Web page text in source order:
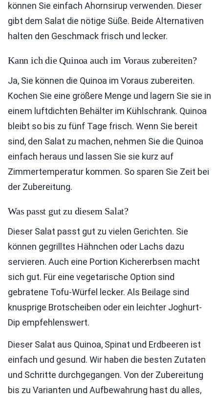
können Sie einfach Ahornsirup verwenden. Dieser
gibt dem Salat die nötige Süße. Beide Alternativen
halten den Geschmack frisch und lecker.
Kann ich die Quinoa auch im Voraus zubereiten?
Ja, Sie können die Quinoa im Voraus zubereiten.
Kochen Sie eine größere Menge und lagern Sie sie in
einem luftdichten Behälter im Kühlschrank. Quinoa
bleibt so bis zu fünf Tage frisch. Wenn Sie bereit
sind, den Salat zu machen, nehmen Sie die Quinoa
einfach heraus und lassen Sie sie kurz auf
Zimmertemperatur kommen. So sparen Sie Zeit bei
der Zubereitung.
Was passt gut zu diesem Salat?
Dieser Salat passt gut zu vielen Gerichten. Sie
können gegrilltes Hähnchen oder Lachs dazu
servieren. Auch eine Portion Kichererbsen macht
sich gut. Für eine vegetarische Option sind
gebratene Tofu-Würfel lecker. Als Beilage sind
knusprige Brotscheiben oder ein leichter Joghurt-
Dip empfehlenswert.
Dieser Salat aus Quinoa, Spinat und Erdbeeren ist
einfach und gesund. Wir haben die besten Zutaten
und Schritte durchgegangen. Von der Zubereitung
bis zu Varianten und Aufbewahrung hast du alles,